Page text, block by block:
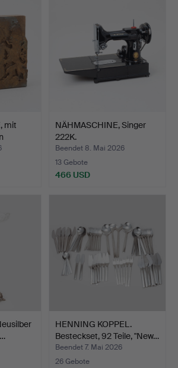
mit
NÄHMASCHINE, Singer
222K.
Beendet 8. Mai 2026
13 Gebote
466 USD
HENNING KOPPEL.
Besteckset, 92 Teile, "New…
Beendet 7. Mai 2026
26 Gebote